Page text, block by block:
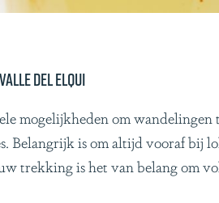
del Elqui
mogelijkheden om
Belangrijk is om altijd vooraf bij
trekking is het van belang om